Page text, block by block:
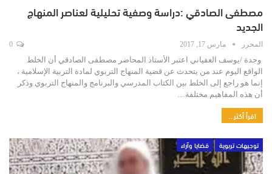
مصطفى الصادقي :دراسة وصفية تحليلية لعناصر المنهاج
الجديد
المحرر مارس 17, 2017
وجدة /يوسف الغفياني اعتبر الأستاذ المحاضر مصطفى الصادقي أن الخلط
الواقع اليوم عند من يتحدث عن قضية المنهاج التربوي لمادة التربية الإسلامية ،
إنما هو راجع إلى الخلط بين الكتاب المدرسي والبرنامج والمنهاج التربوي وذكر
أن هذه المفاهيم مختلفة…
اقرأ أكثر...
توجيهات تربوية قضايا وآراء